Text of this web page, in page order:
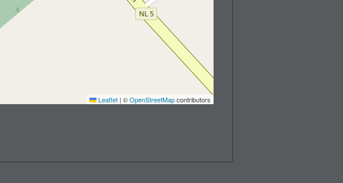
Leaflet | ©OpenStreetMapcontributors